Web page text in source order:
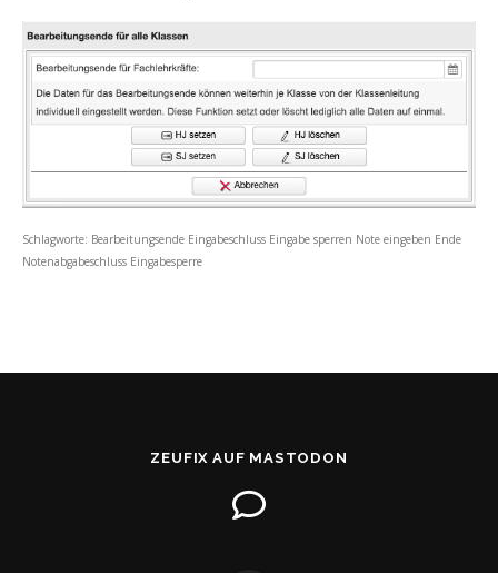
Schlagworte: Bearbeitungsende Eingabeschluss Eingabe sperren Note eingeben Ende
Notenabgabeschluss Eingabesperre
ZEUFIX AUF MASTODON